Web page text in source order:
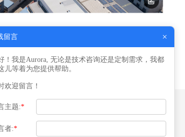
核心制造工艺（下）——焊接与组装的精密艺术
留言 ×
！我是Aurora, 无论是技术咨询还是定制需求，我都
儿等着为您提供帮助。
欢迎留言！
主题:*
者:*